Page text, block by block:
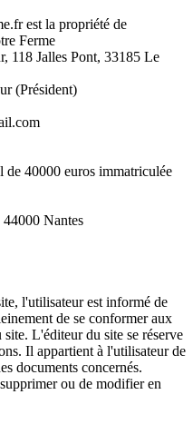
est la propriété de
Ferme
118 Jalles Pont, 33185 Le
(Président)
40000 euros immatriculée
Nantes
l'utilisateur est informé de
de se conformer aux
L'éditeur du site se réserve
Il appartient à l'utilisateur de
documents concernés.
ou de modifier en